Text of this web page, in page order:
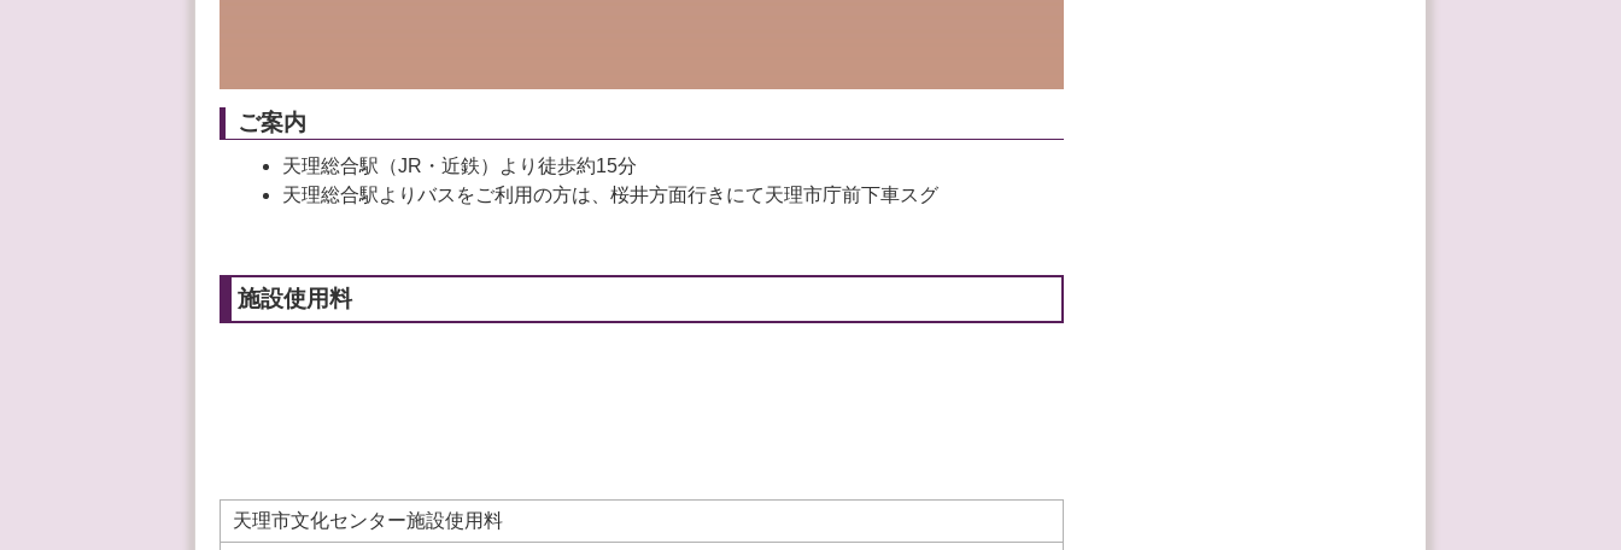
ご案内
天理総合駅（JR・近鉄）より徒歩約15分
天理総合駅よりバスをご利用の方は、桜井方面行きにて天理市庁前下車スグ
施設使用料
天理市文化センター施設使用料